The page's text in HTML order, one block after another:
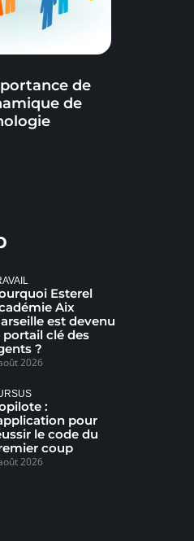
de
de
Esterel
Aix
est devenu
portail clé des
?
2026
:
pour
le code du
coup
2026